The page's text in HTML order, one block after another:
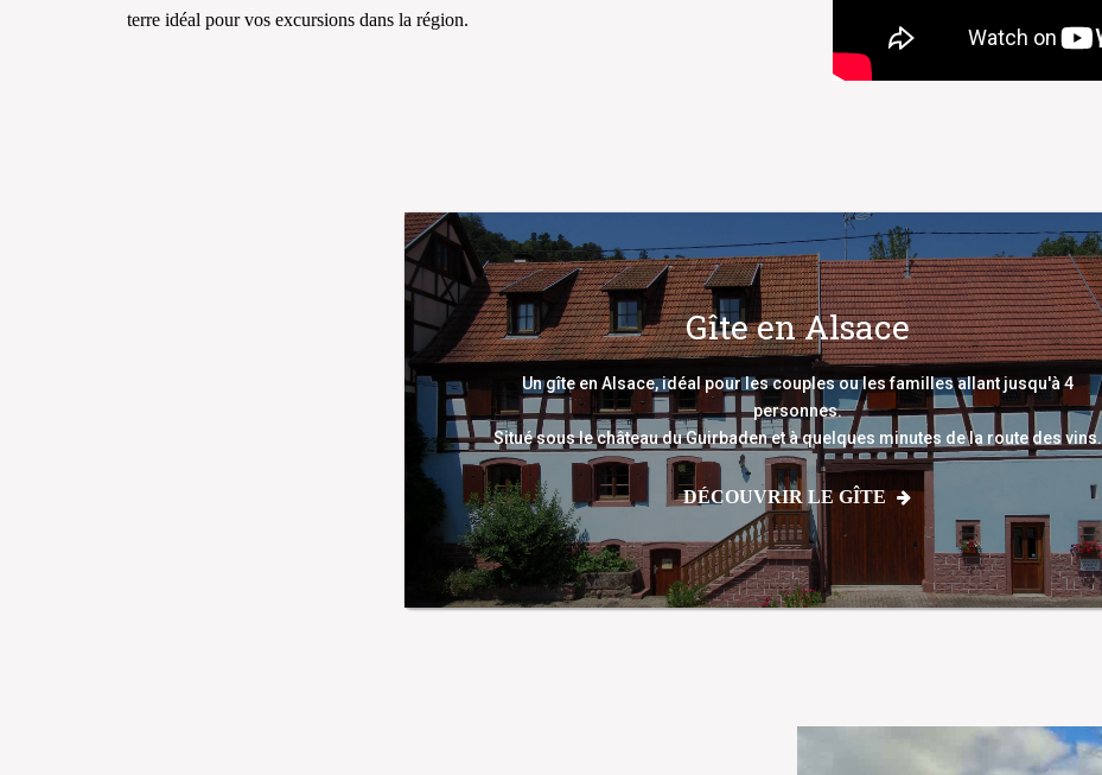
terre idéal pour vos excursions dans la région.
Gîte en Alsace
Un gîte en Alsace, idéal pour les couples ou les familles allant jusqu'à 4
personnes.
Situé sous le château du Guirbaden et à quelques minutes de la route des vins.
DÉCOUVRIR LE GÎTE